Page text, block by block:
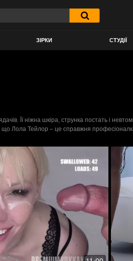
ЗІРКИ СТУДІЇ
Її ніжна шкіра, струнка постать і
Лола Тейлор – це справжня